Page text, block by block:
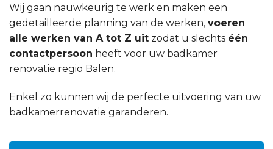
Wij gaan nauwkeurig te werk en maken een
gedetailleerde planning van de werken, voeren
alle werken van A tot Z uit zodat u slechts één
contactpersoon heeft voor uw badkamer
renovatie regio Balen.
Enkel zo kunnen wij de perfecte uitvoering van uw
badkamerrenovatie garanderen.